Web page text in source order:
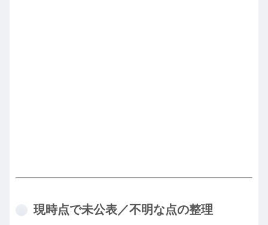
現時点で未公表／不明な点の整理